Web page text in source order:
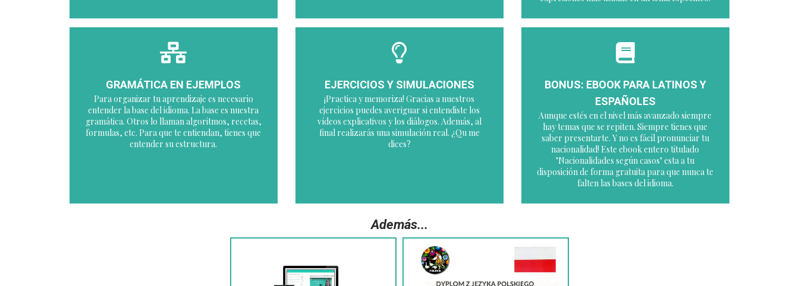
GRAMÁTICA EN EJEMPLOS
Para organizar tu aprendizaje es necesario
entender la base del idioma. La base es nuestra
gramática. Otros lo llaman algoritmos, recetas,
formulas, etc. Para que te entiendan, tienes que
entender su estructura.
EJERCICIOS Y SIMULACIONES
¡Practica y memoriza! Gracias a nuestros
ejercicios puedes averiguar si entendiste los
vídeos explicativos y los diálogos. Además, al
final realizarás una simulación real. ¿Qu me
dices?
BONUS: EBOOK PARA LATINOS Y
ESPAÑOLES
Aunque estés en el nivel más avanzado siempre
hay temas que se repiten. Siempre tienes que
saber presentarte. Y no es fácil pronunciar tu
nacionalidad! Este ebook entero titulado
"Nacionalidades según casos" esta a tu
disposición de forma gratuita para que nunca te
falten las bases del idioma.
Además...